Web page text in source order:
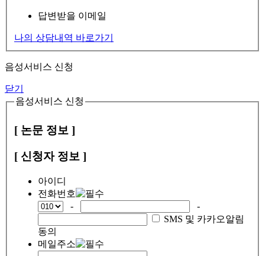
답변받을 이메일
나의 상담내역 바로가기
음성서비스 신청
닫기
음성서비스 신청
[ 논문 정보 ]
[ 신청자 정보 ]
아이디
전화번호
-
-
SMS 및 카카오알림
동의
메일주소